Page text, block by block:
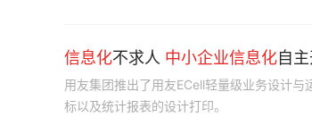
信息化不求人 中小企业信息化自
用友集团推出了用友ECell轻量级业务设计
标以及统计报表的设计打印。